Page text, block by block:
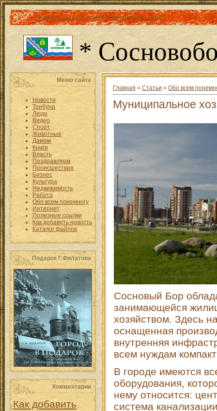
Главная|Каталог статей|Регистрация |Вход
*
Меню сайта
Новости
Трибуна
Люди
Видео
Спорт
Животные
Дамам
Книги
Власть
Поздравляем
Происшествия
Бизнес
Культура
Недвижимость
Работа
Обо всем понемногу
Интернет
Полезные ссылки
Как добавить новость
Каталог файлов
Подарок Г.Филатова
Комментарии
Как добавить
Главная » Статьи » Обо всем
Муниципальное
Сосновый Бор
занимающейся
хозяйством. Здесь
оснащенная
внутренняя
всем нуждам
В городе имеются
оборудования,
нему относится:
система